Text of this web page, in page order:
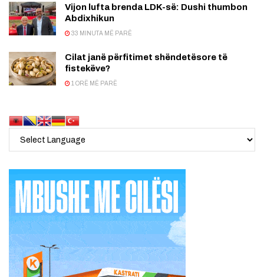
Vijon lufta brenda LDK-së: Dushi thumbon
Abdixhikun
33 MINUTA MË PARË
Cilat janë përfitimet shëndetësore të
fistekëve?
1 ORË MË PARË